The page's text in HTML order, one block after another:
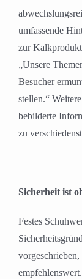
umfassende
zur
„Unsere
Besucher
stellen.“
bebilderte
zu
Sicherheit ist
Festes